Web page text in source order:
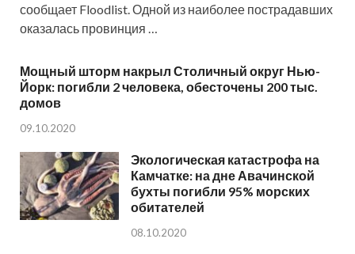
сообщает Floodlist. Одной из наиболее пострадавших
оказалась провинция …
Мощный шторм накрыл Столичный округ Нью-
Йорк: погибли 2 человека, обесточены 200 тыс.
домов
09.10.2020
Экологическая катастрофа на
Камчатке: на дне Авачинской
бухты погибли 95% морских
обитателей
08.10.2020